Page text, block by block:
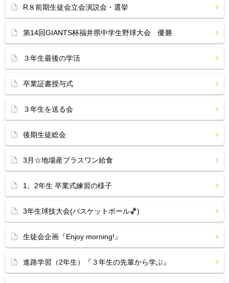
R８前期生徒会立会演説会・選挙
第14回GIANTS杯福井県中学生野球大会 優勝
３年生最後の学活
卒業証書授与式
３年生を送る会
後期生徒総会
3月☆地場産プラスワン給食
1、2年生 卒業式練習の様子
3年生球技大会(バスケットボール🏀)
生徒会企画『Enjoy morning!』
進路学習（2年生）『３年生の先輩から学ぶ』